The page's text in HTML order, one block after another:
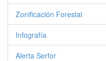
Zonificación Forestal
Infografía
Alerta Serfor